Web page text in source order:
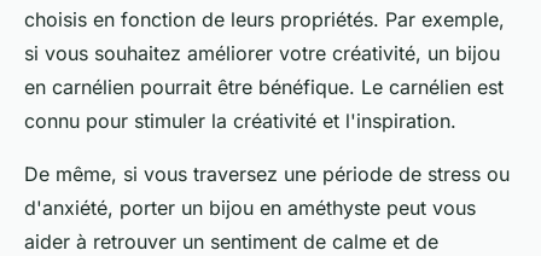
choisis en fonction de leurs propriétés. Par exemple,
si vous souhaitez améliorer votre créativité, un bijou
en carnélien pourrait être bénéfique. Le carnélien est
connu pour stimuler la créativité et l'inspiration.
De même, si vous traversez une période de stress ou
d'anxiété, porter un bijou en améthyste peut vous
aider à retrouver un sentiment de calme et de